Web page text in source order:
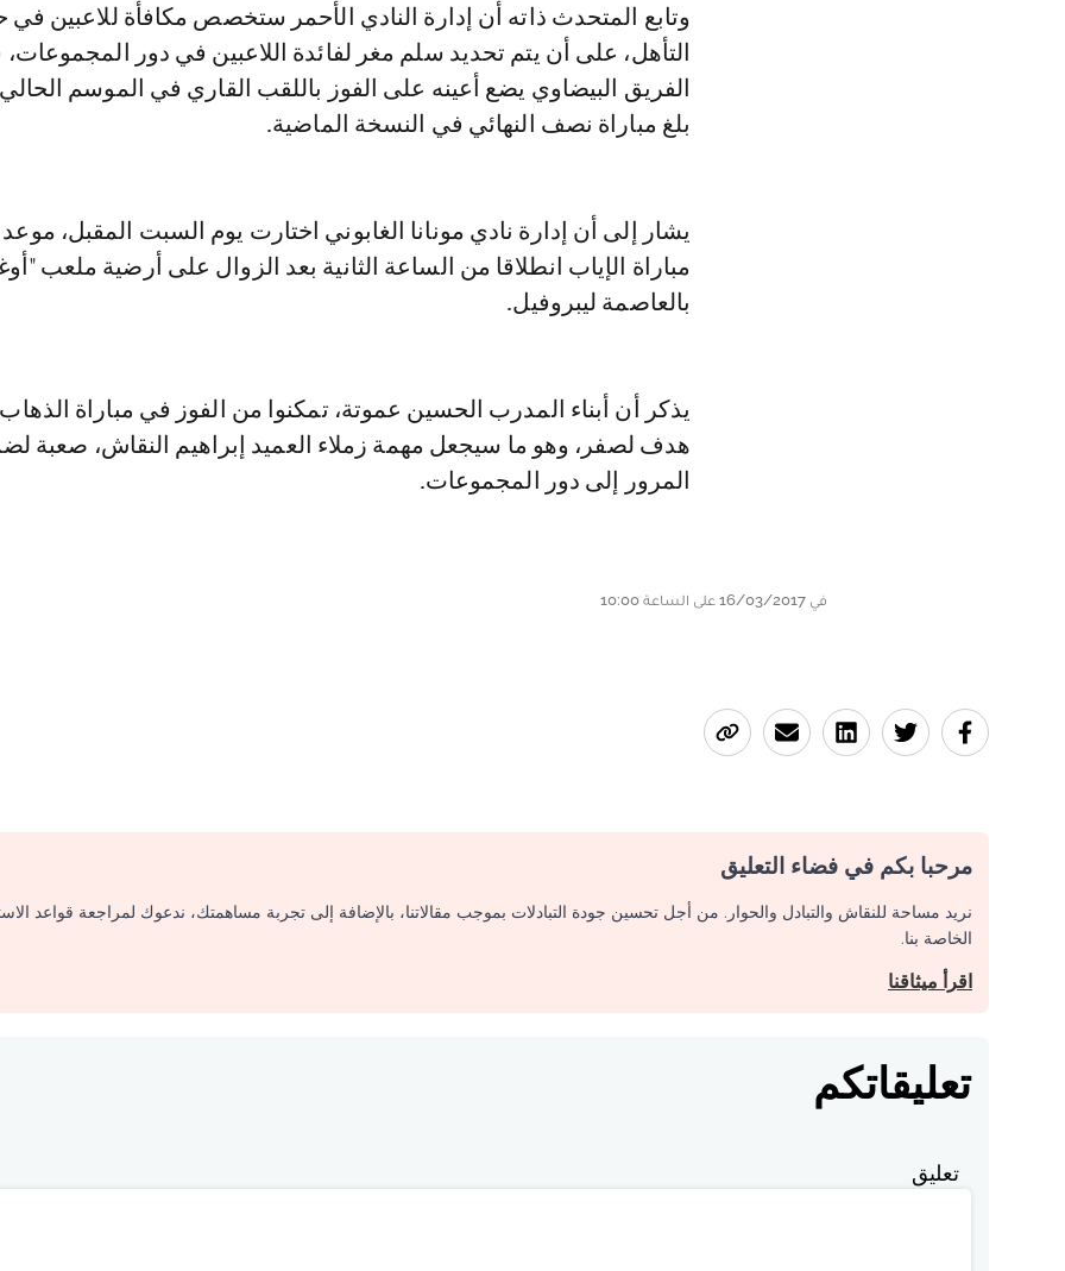
وتابع المتحدث ذاته أن إدارة النادي الأحمر ستخصص مكافأة للاعبين في
التأهل، على أن يتم تحديد سلم مغر لفائدة اللاعبين في دور
الفريق البيضاوي يضع أعينه على الفوز باللقب القاري في الموسم
بلغ مباراة نصف النهائي في النسخة الماضية.
يشار إلى أن إدارة نادي مونانا الغابوني اختارت يوم السبت المقبل،
مباراة الإياب انطلاقا من الساعة الثانية بعد الزوال على أرضية ملعب
بالعاصمة ليبروفيل.
يذكر أن أبناء المدرب الحسين عموتة، تمكنوا من الفوز في مباراة الذهاب
هدف لصفر، وهو ما سيجعل مهمة زملاء العميد إبراهيم النقاش، صعبة
المرور إلى دور المجموعات.
في 16/03/2017 على الساعة 10:00
مرحبا بكم في فضاء التعليق
نريد مساحة للنقاش والتبادل والحوار. من أجل تحسين جودة التبادلات بموجب مقالاتنا، بالإضافة إلى تجربة مساهمتك، ندعوك لمراجعة قواعد
الخاصة بنا.
اقرأ ميثاقنا
تعليقاتكم
تعليق